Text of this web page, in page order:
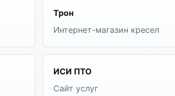
Трон
Интернет-магазин кресел
ИСИ ПТО
Сайт услуг